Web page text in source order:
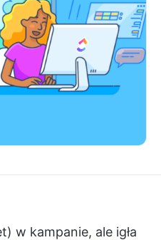
w kampanie, ale igła